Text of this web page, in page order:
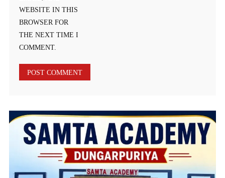
WEBSITE IN THIS
BROWSER FOR
THE NEXT TIME I
COMMENT.